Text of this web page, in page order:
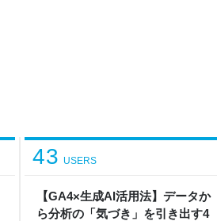
【GA4×生成AI活用法】データか
ら分析の「気づき」を引き出す4
43 USERS